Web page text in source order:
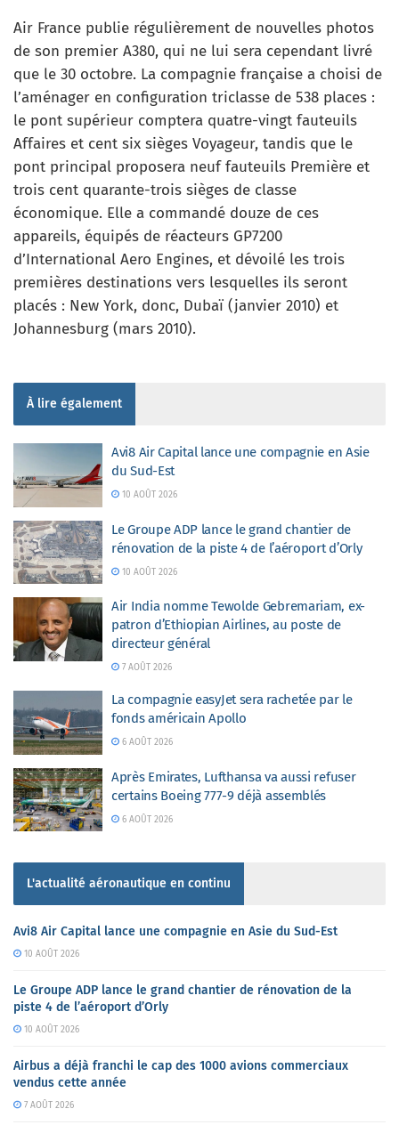
Air France publie régulièrement de nouvelles photos
de son premier A380, qui ne lui sera cependant livré
que le 30 octobre. La compagnie française a choisi de
l’aménager en configuration triclasse de 538 places :
le pont supérieur comptera quatre-vingt fauteuils
Affaires et cent six sièges Voyageur, tandis que le
pont principal proposera neuf fauteuils Première et
trois cent quarante-trois sièges de classe
économique. Elle a commandé douze de ces
appareils, équipés de réacteurs GP7200
d’International Aero Engines, et dévoilé les trois
premières destinations vers lesquelles ils seront
placés : New York, donc, Dubaï (janvier 2010) et
Johannesburg (mars 2010).
À lire également
Avi8 Air Capital lance une compagnie en Asie
du Sud-Est
10 AOÛT 2026
Le Groupe ADP lance le grand chantier de
rénovation de la piste 4 de l’aéroport d’Orly
10 AOÛT 2026
Air India nomme Tewolde Gebremariam, ex-
patron d’Ethiopian Airlines, au poste de
directeur général
7 AOÛT 2026
La compagnie easyJet sera rachetée par le
fonds américain Apollo
6 AOÛT 2026
Après Emirates, Lufthansa va aussi refuser
certains Boeing 777-9 déjà assemblés
6 AOÛT 2026
L'actualité aéronautique en continu
Avi8 Air Capital lance une compagnie en Asie du Sud-Est
10 AOÛT 2026
Le Groupe ADP lance le grand chantier de rénovation de la
piste 4 de l’aéroport d’Orly
10 AOÛT 2026
Airbus a déjà franchi le cap des 1000 avions commerciaux
vendus cette année
7 AOÛT 2026